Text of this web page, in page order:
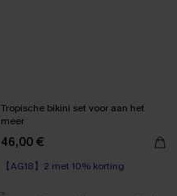
Tropische bikini set voor aan het
meer
46,00 €
【AG18】2 met 10% korting